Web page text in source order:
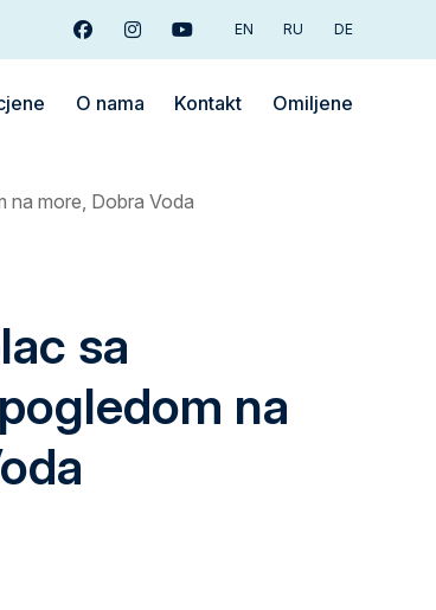
FacebookInstagramYoutubeEN RU DE
O nama Kontakt Omiljene
na more, Dobra Voda
sa
na